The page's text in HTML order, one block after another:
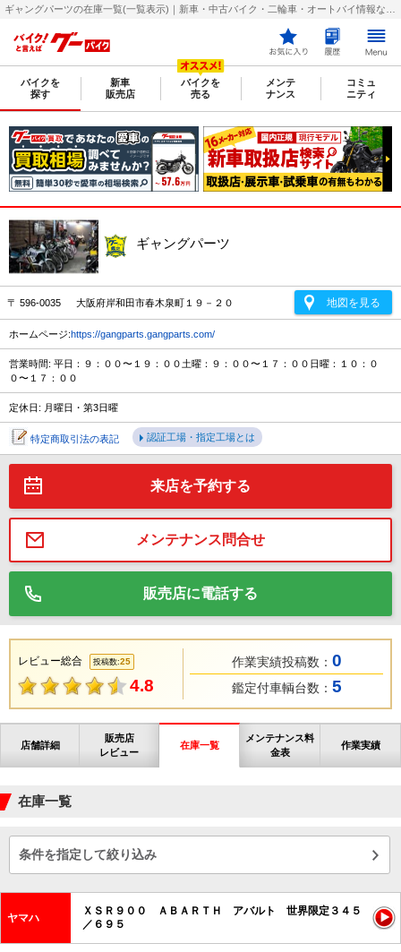
バイクを
探す
新車
販売店
バイクを
売る
メンテ
ナンス
コミュ
ニティ
ギャングパーツ
〒 596-0035 大阪府岸和田市春木泉町１９－２０ 地図を見る
ホームページ:https://gangparts.gangparts.com/
営業時間: 平日：９：００〜１９：００土曜：９：００〜１７：００日曜：１０：０
０〜１７：００
定休日: 月曜日・第3日曜
特定商取引法の表記 認証工場・指定工場とは
来店を予約する
メンテナンス問合せ
販売店に電話する
レビュー総合 投稿数:25
4.8
作業実績投稿数： 0
鑑定付車輌台数： 5
店舗詳細
販売店
レビュー
在庫一覧
メンテナンス料
金表
作業実績
在庫一覧
条件を指定して絞り込み
ヤマハ
ＸＳＲ９００ ＡＢＡＲＴＨ アバルト 世界限定３４５
／６９５